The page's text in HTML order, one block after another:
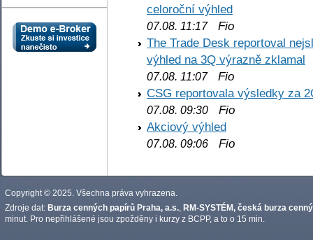
celoroční výhled
07.08. 11:17Fio
The Trade Desk reportoval
výhled na 3Q výrazně zklamal
07.08. 11:07Fio
CSG reportovala výsledky za
07.08. 09:30 Fio
Akciový výhled
07.08. 09:06 Fio
Copyright © 2025. Všechna práva vyhrazena.
Zdroje dat: Burza cenných papírů Praha, a.s. RM-SYSTÉM, česká burza
minut. Pro nepřihlášené jsou zpožděny i kurzy z BCPP, a to o 15 min.